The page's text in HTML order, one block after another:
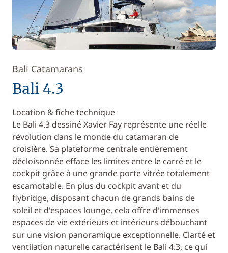
Bali Catamarans
Bali 4.3
Location & fiche technique
Le Bali 4.3 dessiné Xavier Fay représente une réelle
révolution dans le monde du catamaran de
croisière. Sa plateforme centrale entièrement
décloisonnée efface les limites entre le carré et le
cockpit grâce à une grande porte vitrée totalement
escamotable. En plus du cockpit avant et du
flybridge, disposant chacun de grands bains de
soleil et d'espaces lounge, cela offre d'immenses
espaces de vie extérieurs et intérieurs débouchant
sur une vision panoramique exceptionnelle. Clarté et
ventilation naturelle caractérisent le Bali 4.3, ce qui